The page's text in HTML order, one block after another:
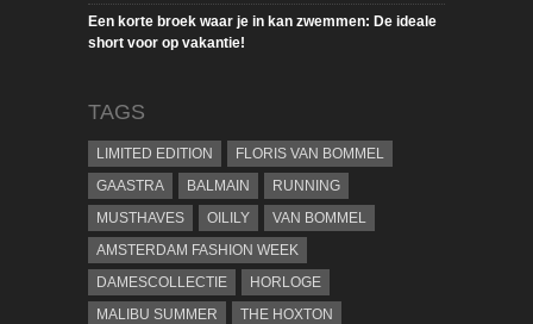
Een korte broek waar je in kan zwemmen: De ideale
short voor op vakantie!
TAGS
LIMITED EDITION
FLORIS VAN BOMMEL
GAASTRA
BALMAIN
RUNNING
MUSTHAVES
OILILY
VAN BOMMEL
AMSTERDAM FASHION WEEK
DAMESCOLLECTIE
HORLOGE
MALIBU SUMMER
THE HOXTON